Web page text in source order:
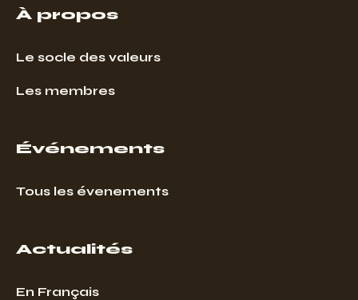
À propos
Le socle des valeurs
Les membres
Événements
Tous les évenements
Actualités
En Français